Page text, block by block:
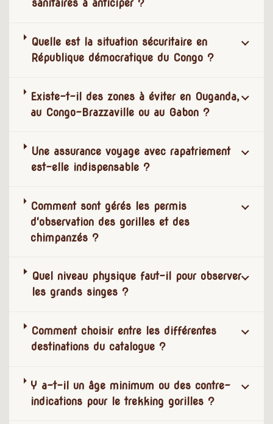
sanitaires à anticiper ?
Quelle est la situation sécuritaire en
République démocratique du Congo ?
Existe-t-il des zones à éviter en Ouganda,
au Congo-Brazzaville ou au Gabon ?
Une assurance voyage avec rapatriement
est-elle indispensable ?
Comment sont gérés les permis
d'observation des gorilles et des
chimpanzés ?
Quel niveau physique faut-il pour observer
les grands singes ?
Comment choisir entre les différentes
destinations du catalogue ?
Y a-t-il un âge minimum ou des contre-
indications pour le trekking gorilles ?